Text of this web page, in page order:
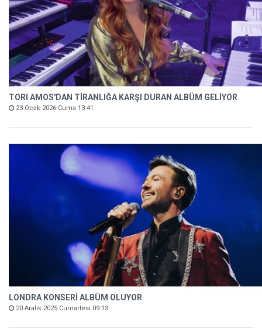
TORI AMOS'DAN TİRANLIĞA KARŞI DURAN ALBÜM GELİYOR
23 Ocak 2026 Cuma 13:41
LONDRA KONSERİ ALBÜM OLUYOR
20 Aralık 2025 Cumartesi 09:13